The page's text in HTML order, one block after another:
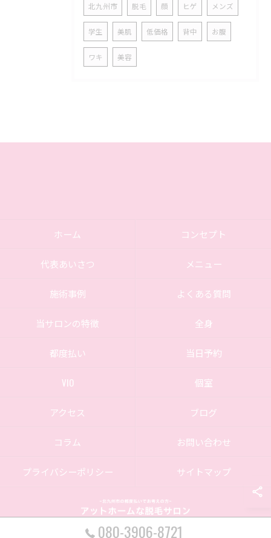
北九州市 脱毛 顔 ヒゲ メンズ
学生 美肌 低価格 背中 お腹
ワキ 美容
080-3906-8721
ホーム コンセプト
代表あいさつ メニュー
施術事例 よくある質問
当サロンの特徴 全身
都度払い 当日予約
VIO 個室
アクセス ブログ
コラム お問い合わせ
プライバシーポリシー サイトマップ